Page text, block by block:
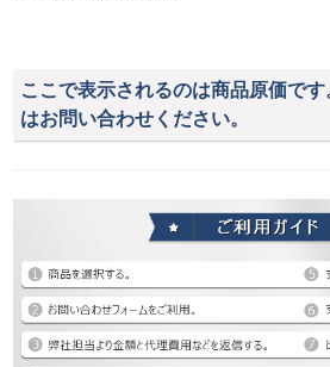
ここで表示されるのは商品原価で
はお問い合わせください。